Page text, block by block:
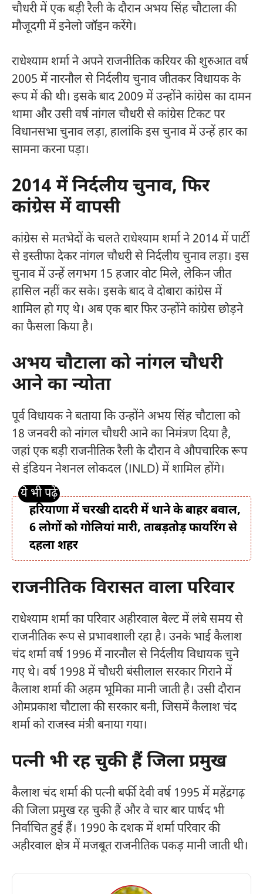
चौधरी में एक बड़ी रैली के दौरान अभय सिंह चौटाला की
मौजूदगी में इनेलो जॉइन करेंगे।
राधेश्याम शर्मा ने अपने राजनीतिक करियर की शुरुआत वर्ष
2005 में नारनौल से निर्दलीय चुनाव जीतकर विधायक के
रूप में की थी। इसके बाद 2009 में उन्होंने कांग्रेस का दामन
थामा और उसी वर्ष नांगल चौधरी से कांग्रेस टिकट पर
विधानसभा चुनाव लड़ा, हालांकि इस चुनाव में उन्हें हार का
सामना करना पड़ा।
2014 में निर्दलीय चुनाव, फिर
कांग्रेस में वापसी
कांग्रेस से मतभेदों के चलते राधेश्याम शर्मा ने 2014 में पार्टी
से इस्तीफा देकर नांगल चौधरी से निर्दलीय चुनाव लड़ा। इस
चुनाव में उन्हें लगभग 15 हजार वोट मिले, लेकिन जीत
हासिल नहीं कर सके। इसके बाद वे दोबारा कांग्रेस में
शामिल हो गए थे। अब एक बार फिर उन्होंने कांग्रेस छोड़ने
का फैसला किया है।
अभय चौटाला को नांगल चौधरी
आने का न्योता
पूर्व विधायक ने बताया कि उन्होंने अभय सिंह चौटाला को
18 जनवरी को नांगल चौधरी आने का निमंत्रण दिया है,
जहां एक बड़ी राजनीतिक रैली के दौरान वे औपचारिक रूप
से इंडियन नेशनल लोकदल (INLD) में शामिल होंगे।
हरियाणा में चरखी दादरी में थाने के बाहर बवाल,
6 लोगों को गोलियां मारी, ताबड़तोड़ फायरिंग से
दहला शहर
राजनीतिक विरासत वाला परिवार
राधेश्याम शर्मा का परिवार अहीरवाल बेल्ट में लंबे समय से
राजनीतिक रूप से प्रभावशाली रहा है। उनके भाई कैलाश
चंद शर्मा वर्ष 1996 में नारनौल से निर्दलीय विधायक चुने
गए थे। वर्ष 1998 में चौधरी बंसीलाल सरकार गिराने में
कैलाश शर्मा की अहम भूमिका मानी जाती है। उसी दौरान
ओमप्रकाश चौटाला की सरकार बनी, जिसमें कैलाश चंद
शर्मा को राजस्व मंत्री बनाया गया।
पत्नी भी रह चुकी हैं जिला प्रमुख
कैलाश चंद शर्मा की पत्नी बर्फी देवी वर्ष 1995 में महेंद्रगढ़
की जिला प्रमुख रह चुकी हैं और वे चार बार पार्षद भी
निर्वाचित हुई हैं। 1990 के दशक में शर्मा परिवार की
अहीरवाल क्षेत्र में मजबूत राजनीतिक पकड़ मानी जाती थी।